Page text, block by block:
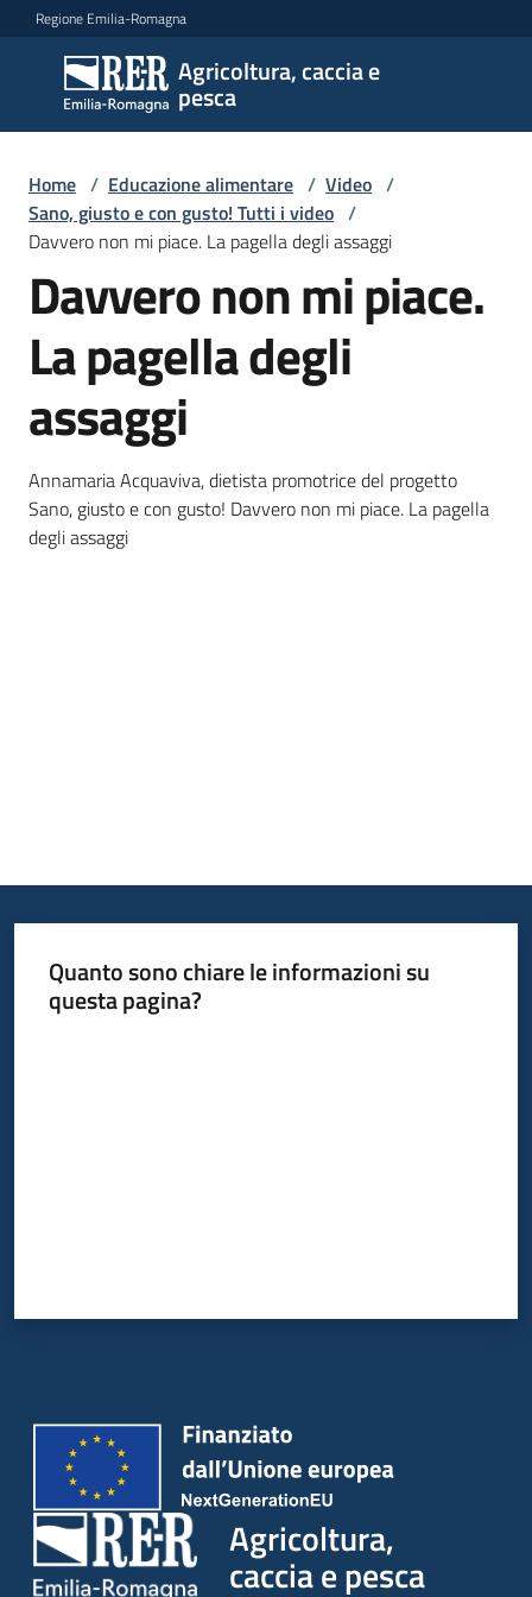
Vai al contenuto
Vai alla navigazione
Vai al footer
Regione Emilia-Romagna
Agricoltura, caccia e
pesca
Agricoltura,
caccia e
pesca
Argomenti
Novità
Servizi
Leggi
atti
bandi
cifre
Seguici
Home / Educazione alimentare / Video /
Sano, giusto e con gusto! Tutti i video /
Davvero non mi piace. La pagella degli assaggi
Davvero non mi piace.
La pagella degli
assaggi
Annamaria Acquaviva, dietista promotrice del progetto
Sano, giusto e con gusto! Davvero non mi piace. La pagella
degli assaggi
Quanto sono chiare le informazioni su
questa pagina?
Agricoltura,
caccia e pesca